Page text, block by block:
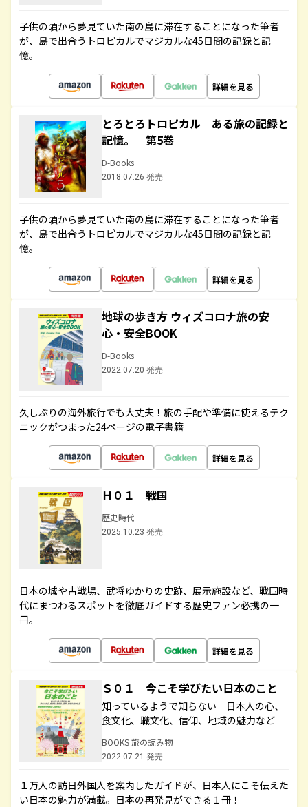
子供の頃から夢見ていた南の島に滞在することになった筆者
が、島で出合うトロピカルでマジカルな45日間の記録と記
憶。
詳細を見る
とろとろトロピカル ある旅の記録と
記憶。 第5巻
D-Books
2018.07.26 発売
子供の頃から夢見ていた南の島に滞在することになった筆者
が、島で出合うトロピカルでマジカルな45日間の記録と記
憶。
詳細を見る
地球の歩き方 ウィズコロナ旅の安
心・安全BOOK
D-Books
2022.07.20 発売
久しぶりの海外旅行でも大丈夫！旅の手配や準備に使えるテク
ニックがつまった24ページの電子書籍
詳細を見る
Ｈ０１ 戦国
歴史時代
2025.10.23 発売
日本の城や古戦場、武将ゆかりの史跡、展示施設など、戦国時
代にまつわるスポットを徹底ガイドする歴史ファン必携の一
冊。
詳細を見る
Ｓ０１ 今こそ学びたい日本のこと
知っているようで知らない 日本人の心、
食文化、職文化、信仰、地域の魅力など
BOOKS 旅の読み物
2022.07.21 発売
１万人の訪日外国人を案内したガイドが、日本人にこそ伝えた
い日本の魅力が満載。日本の再発見ができる１冊！